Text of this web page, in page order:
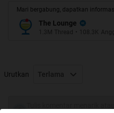
Mari bergabung, dapatkan
The Lounge
1.3M Thread • 108.3K
Urutkan Terlama